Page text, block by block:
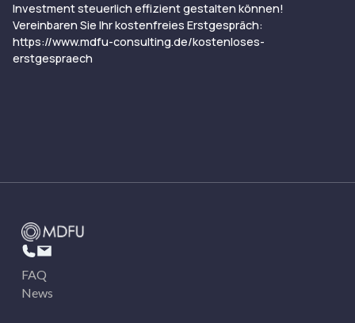
Investment steuerlich effizient gestalten können!
Vereinbaren Sie Ihr kostenfreies Erstgespräch:
https://www.mdfu-consulting.de/kostenloses-
erstgespraech
FAQ
News